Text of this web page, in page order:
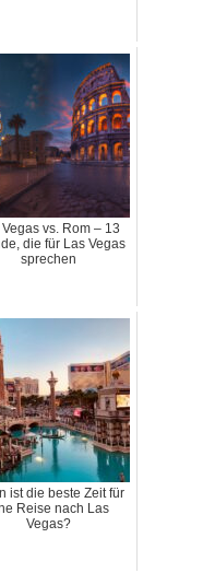
Vegas vs. Rom – 13
die für Las Vegas
sprechen
ist die beste Zeit für
Reise nach Las
Vegas?